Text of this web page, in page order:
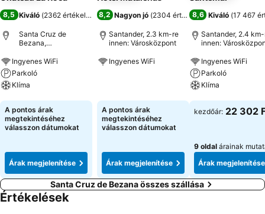
8,5 Kiváló (2362 értékelés
Santa Cruz de
Bezana,
Ingyenes WiFi
Parkoló
Klíma
Árak megjelenítése
A pontos árak
megtekintéséhez
válasszon dátumokat
Árak megjelenítése
8,2 Nagyon jó (2304 értékelés)
Santander, 2.3 km-re
innen: Városközpont
Ingyenes WiFi
A pontos árak
megtekintéséhez
válasszon dátumokat
Árak megjelenítése
8,6 Kiváló (17 467
Santander, 2.4
innen:
Ingyenes WiFi
Parkoló
Klíma
Árak
kezdőár: 22 302
9 oldal árainak
Árak megjelenítése
Santa Cruz de Bezana összes szállása
Értékelések